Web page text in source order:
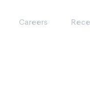
Careers